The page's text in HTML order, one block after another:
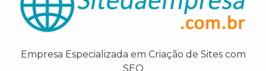
Empresa Especializada em Criação de Sites com
SEO